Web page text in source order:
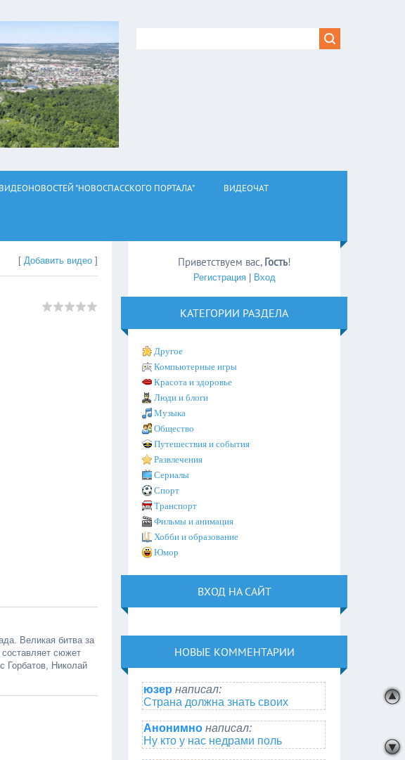
"НОВОСПАССКОГО ПОРТАЛА" ВИДЕОЧАТ
[Добавить видео ]
Великая битва за
сюжет
Николай
Приветствуем вас, Гость!
Регистрация| Вход
КАТЕГОРИИ РАЗДЕЛА
Другое
Компьютерные игры
Красота и здоровье
Люди и блоги
Музыка
Общество
Путешествия и события
Развлечения
Сериалы
Спорт
Транспорт
Фильмы и анимация
Хобби и образование
Юмор
ВХОД НА САЙТ
НОВЫЕ КОММЕНТАРИИ
юзер написал:
Страна должна знать своих
Анонимно написал:
Ну кто у нас недрами поль